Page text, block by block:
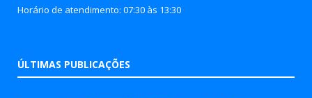
Horário de atendimento: 07:30 às 13:30
ÚLTIMAS PUBLICAÇÕES